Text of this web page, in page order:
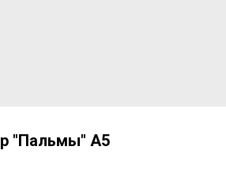
"Пальмы" А5